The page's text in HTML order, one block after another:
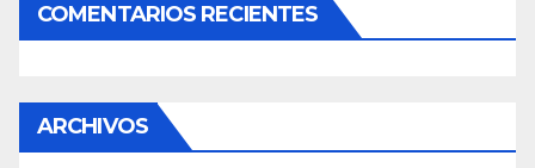
COMENTARIOS RECIENTES
ARCHIVOS